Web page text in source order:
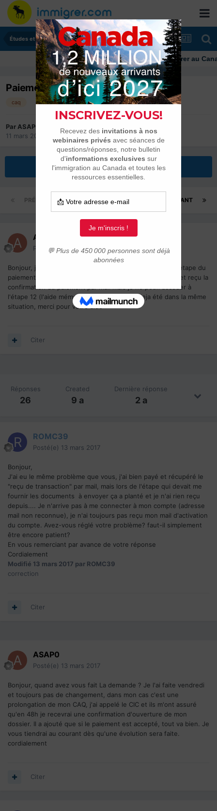
Études et stages
Immigrer au Canada:
Paiement frais CAQ
caq
ParASAP0
11 mars 2017
dansÉtudes et stages
Répondre à ce sujet
PRÉCÉDENT SUIVANT
Page 1 sur 2
ASAP0
Posté(e)11 mars 2017
Bonjour, j'ai effectué La demande de CAQ en ligne et a l'étape du
paiement il y a un hic. J'ai payé avec une carte de crédit et reçu la
confirmation du paiement par mail mais je ne peux accéder à
l'étape 12 (l'aide mémoire). Quelqu'un a t'il deja été dans la même
situation, merci pour votre aide
Citer
Réponses
26
Created
9 a
Dernière réponse
2 a
ROMC39
Posté(e) 13 mars 2017
Bonjour,
J'ai eu le même problème que vous, j'ai bien payé et récupéré le
"reçu de transaction" par mail, mais lors de l'étape qui devait me
fournir les documents à envoyer ça a planté et je n'ai rien reçu
depuis.... Je n'arrive pas à me connecter à mon compte (adresse
mail non reconnue), je n'ai toujours pas reçu mon mail d'activation
du compte. Avez-vous réglé votre problème? faut-il simplement
être encore patient?
En vous remerciant par avance de votre réponse
Cordialement
Modifié 13 mars 2017 par ROMC39
correction
Citer
ASAP0
Posté(e) 13 mars 2017
Bonjour, quand avez vous fait La demande ? Je l'ai faite vendredi
et toujours pas de changement, dans mon cas c'est une
prolongation de mon CAQ, j'ai appelé le CIC et ils m'ont assuré
qu'en 48h je recevrai une confirmation d'ouverture de mon
dossier. Il a ajouté que si le paiement est accepté, tout va bien. Je
vous tiendrai au courant dès qu'une évolution sera faite.
cordialement
Citer